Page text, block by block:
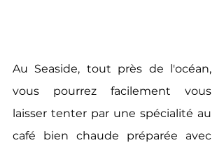
Au Seaside, tout près de l'océan,
vous pourrez facilement vous
laisser tenter par une spécialité au
café bien chaude préparée avec